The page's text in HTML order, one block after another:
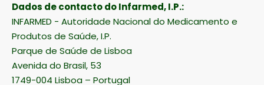
Dados de contacto do Infarmed, I.P.:
INFARMED - Autoridade Nacional do Medicamento e
Produtos de Saúde, I.P.
Parque de Saúde de Lisboa
Avenida do Brasil, 53
1749-004 Lisboa – Portugal